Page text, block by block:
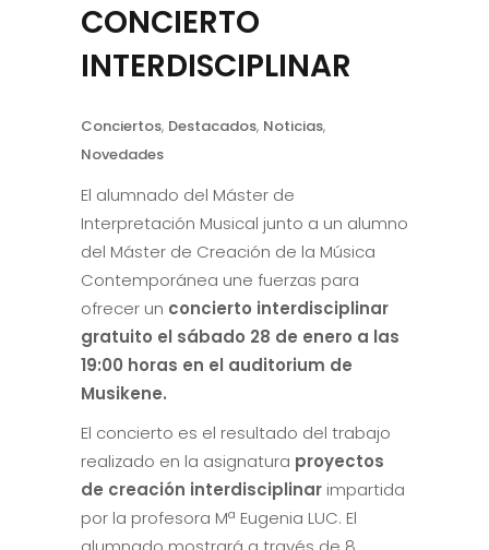
CONCIERTO
INTERDISCIPLINAR
Conciertos, Destacados, Noticias,
Novedades
El alumnado del Máster de
Interpretación Musical junto a un alumno
del Máster de Creación de la Música
Contemporánea une fuerzas para
ofrecer un concierto interdisciplinar
gratuito el sábado 28 de enero a las
19:00 horas en el auditorium de
Musikene.
El concierto es el resultado del trabajo
realizado en la asignatura proyectos
de creación interdisciplinar impartida
por la profesora Mª Eugenia LUC. El